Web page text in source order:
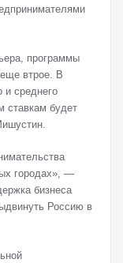
программы
втрое. В
и среднего
ставкам будет
городах», —
бизнеса
Россию в